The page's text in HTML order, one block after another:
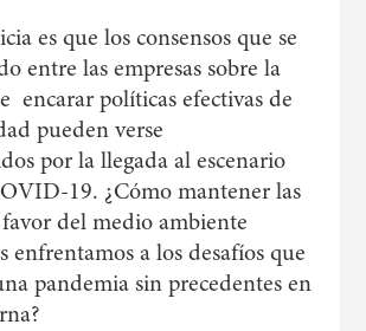
es que los consensos que se
entre las empresas sobre la
encarar políticas efectivas de
pueden verse
por la llegada al escenario
19. ¿Cómo mantener las
del medio ambiente
enfrentamos a los desafíos que
pandemia sin precedentes en